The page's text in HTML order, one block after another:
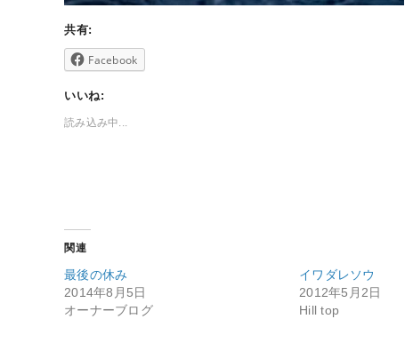
共有:
Facebook
いいね:
読み込み中...
関連
最後の休み
2014年8月5日
オーナーブログ
イワダレソウ
2012年5月2日
Hill top